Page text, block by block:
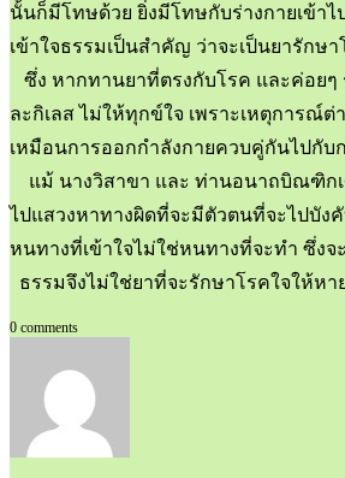
นั้นก็มีโทษด้วย ยิ่งมีโทษกับร่างกายเข้า
เข้าใจธรรมเป็นสำคัญ ว่าจะเป็นยารักษ
ซึ่ง หากทานยาที่ตรงกับโรค และค่อยๆ
ละกิเลส ไม่ให้ทุกข์ใจ เพราะเหตุการณ์
เหมือนการออกกำลังกายควบคู่กันไปกับ
แม้ นางวิสาขา และ ท่านอนาถบิณฑิกเ
ไปแสวงหาทางผิดที่จะมีตัวตนที่จะไปบัง
หนทางที่เข้าใจไม่ใช่หนทางที่จะทำ ซึ่ง
ธรรมจึงไม่ใช่ยาที่จะรักษาโรคใจให้ห
0 comments